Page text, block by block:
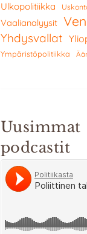
Ulkopolitiikka
Vaalianalyysit
Yhdysvallat
Ympäristöpolitiikka
Uusimmat
podcastit